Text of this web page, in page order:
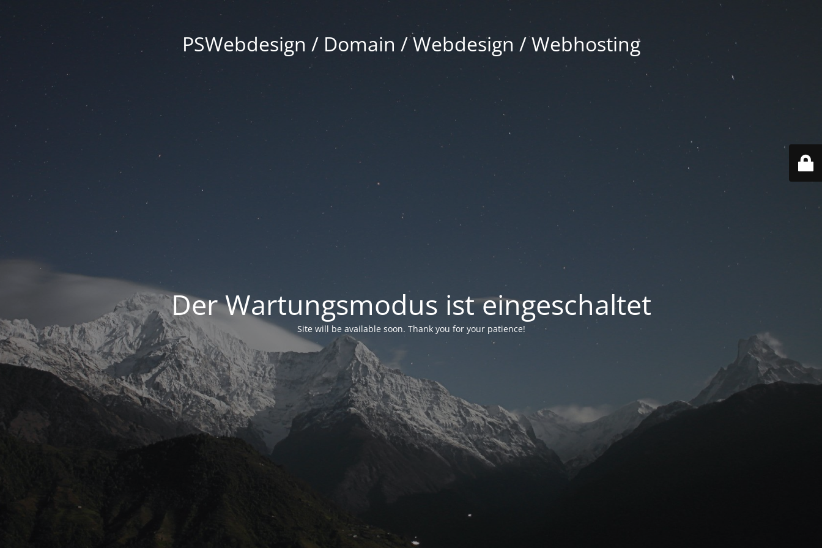
PSWebdesign / Domain / Webdesign / Webhosting
Der Wartungsmodus ist eingeschaltet
Site will be available soon. Thank you for your patience!